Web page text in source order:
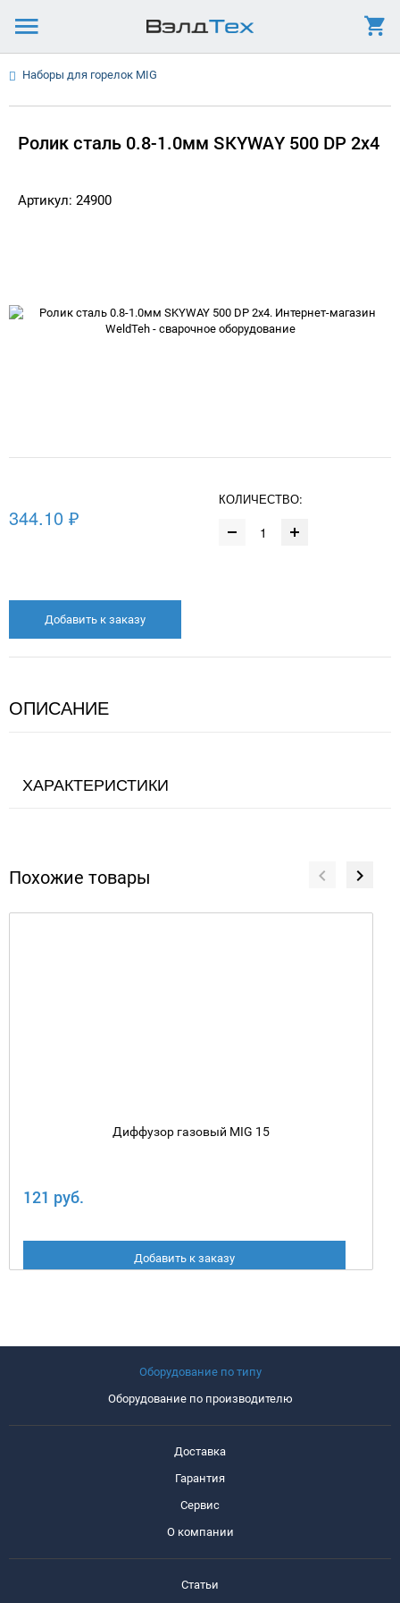
Наборы для горелок MIG
Ролик сталь 0.8-1.0мм SKYWAY 500 DP 2x4
Артикул: 24900
344.10 ₽
КОЛИЧЕСТВО:
Добавить к заказу
ОПИСАНИЕ
ХАРАКТЕРИСТИКИ
Похожие товары
Диффузор газовый MIG 15
121 руб.
Добавить к заказу
Оборудование по типу
Оборудование по производителю
Доставка
Гарантия
Сервис
О компании
Статьи